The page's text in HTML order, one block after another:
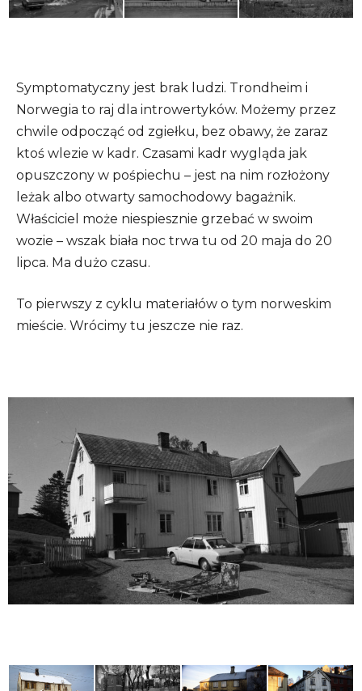
Symptomatyczny jest brak ludzi. Trondheim i
Norwegia to raj dla introwertyków. Możemy przez
chwile odpocząć od zgiełku, bez obawy, że zaraz
ktoś wlezie w kadr. Czasami kadr wygląda jak
opuszczony w pośpiechu – jest na nim rozłożony
leżak albo otwarty samochodowy bagażnik.
Właściciel może niespiesznie grzebać w swoim
wozie – wszak biała noc trwa tu od 20 maja do 20
lipca. Ma dużo czasu.
To pierwszy z cyklu materiałów o tym norweskim
mieście. Wrócimy tu jeszcze nie raz.